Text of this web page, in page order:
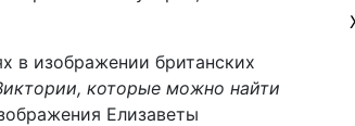
в изображении британских
которые можно найти
Елизаветы